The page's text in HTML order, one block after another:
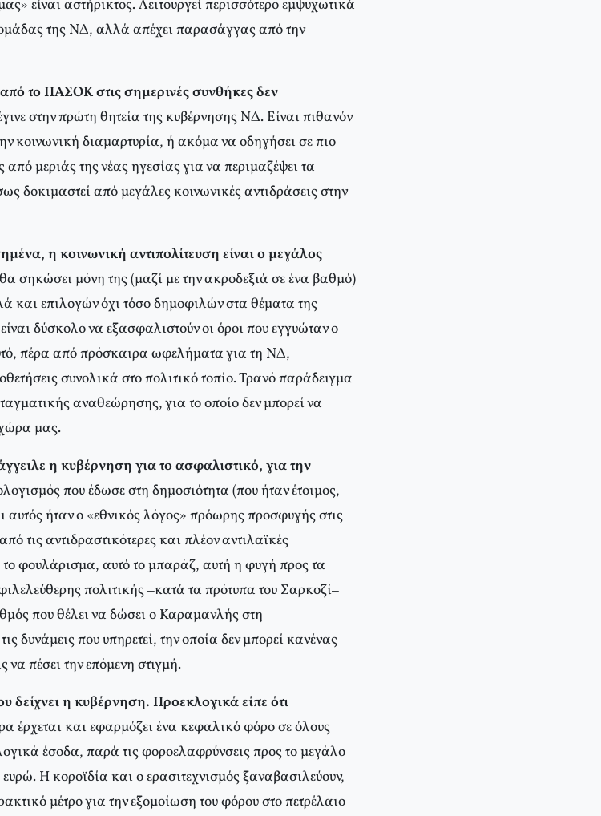
είναι αστήρικτος. Λειτουργεί περισσότερο εμψυχωτικά
ομάδας της ΝΔ, αλλά απέχει παρασάγγας από την
το ΠΑΣΟΚ στις σημερινές συνθήκες δεν
στην πρώτη θητεία της κυβέρνησης ΝΔ. Είναι πιθανόν
κοινωνική διαμαρτυρία, ή ακόμα να οδηγήσει σε πιο
από μεριάς της νέας ηγεσίας για να περιμαζέψει τα
δοκιμαστεί από μεγάλες κοινωνικές αντιδράσεις στην
η κοινωνική αντιπολίτευση είναι ο μεγάλος
σηκώσει μόνη της (μαζί με την ακροδεξιά σε ένα βαθμό)
και επιλογών όχι τόσο δημοφιλών στα θέματα της
δύσκολο να εξασφαλιστούν οι όροι που εγγυώταν ο
πέρα από πρόσκαιρα ωφελήματα για τη ΝΔ,
συνολικά στο πολιτικό τοπίο. Τρανό παράδειγμα
αναθεώρησης, για το οποίο δεν μπορεί να
μας.
η κυβέρνηση για το ασφαλιστικό, για την
που έδωσε στη δημοσιότητα (που ήταν έτοιμος,
αυτός ήταν ο «εθνικός λόγος» πρόωρης προσφυγής στις
τις αντιδραστικότερες και πλέον αντιλαϊκές
το φουλάρισμα, αυτό το μπαράζ, αυτή η φυγή προς τα
πολιτικής –κατά τα πρότυπα του Σαρκοζί–
που θέλει να δώσει ο Καραμανλής στη
δυνάμεις που υπηρετεί, την οποία δεν μπορεί κανένας
πέσει την επόμενη στιγμή.
δείχνει η κυβέρνηση. Προεκλογικά είπε ότι
έρχεται και εφαρμόζει ένα κεφαλικό φόρο σε όλους
έσοδα, παρά τις φοροελαφρύνσεις προς το μεγάλο
Η κοροϊδία και ο ερασιτεχνισμός ξαναβασιλεύουν,
μέτρο για την εξομοίωση του φόρου στο πετρέλαιο